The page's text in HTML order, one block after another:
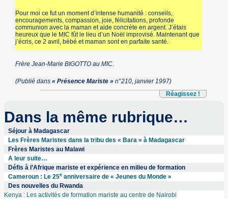
Pour moi ce fut un moment d’intense humanité : conseils,
encouragements, compassion, joie, félicitations, profonde
communion avec la maman et aide concrète en argent. J’étais
heureux que le MIC fût le lieu d’un Noël improvisé. Maintenant que
j’écris, ce 2 avril, bébé et maman sont en parfaite santé.
Frère Jean-Marie BIGOTTO au MIC
(Publié dans« Présence Mariste » n°210, janvier 1997)
Réagissez !
Dans la même rubrique…
Séjour à Madagascar
Les Frères Maristes dans la tribu des « Bara » à Madagascar
Frères Maristes au Malawi
A leur suite…
Défis à l’Afrique mariste et expérience en milieu de formation
Cameroun : Le 25eanniversaire de « Jeunes du Monde »
Des nouvelles du Rwanda
Kenya : Les activités de formation mariste au centre de Nairobi